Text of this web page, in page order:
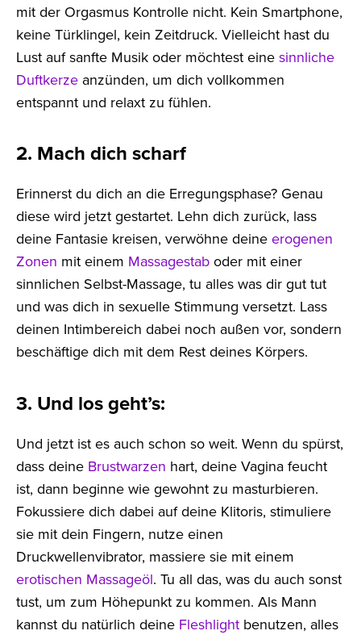
mit der Orgasmus Kontrolle nicht. Kein Smartphone,
keine Türklingel, kein Zeitdruck. Vielleicht hast du
Lust auf sanfte Musik oder möchtest eine sinnliche
Duftkerze anzünden, um dich vollkommen
entspannt und relaxt zu fühlen.
2. Mach dich scharf
Erinnerst du dich an die Erregungsphase? Genau
diese wird jetzt gestartet. Lehn dich zurück, lass
deine Fantasie kreisen, verwöhne deine erogenen
Zonen mit einem Massagestab oder mit einer
sinnlichen Selbst-Massage, tu alles was dir gut tut
und was dich in sexuelle Stimmung versetzt. Lass
deinen Intimbereich dabei noch außen vor, sondern
beschäftige dich mit dem Rest deines Körpers.
3. Und los geht’s:
Und jetzt ist es auch schon so weit. Wenn du spürst,
dass deine Brustwarzen hart, deine Vagina feucht
ist, dann beginne wie gewohnt zu masturbieren.
Fokussiere dich dabei auf deine Klitoris, stimuliere
sie mit dein Fingern, nutze einen
Druckwellenvibrator, massiere sie mit einem
erotischen Massageöl. Tu all das, was du auch sonst
tust, um zum Höhepunkt zu kommen. Als Mann
kannst du natürlich deine Fleshlight benutzen, alles